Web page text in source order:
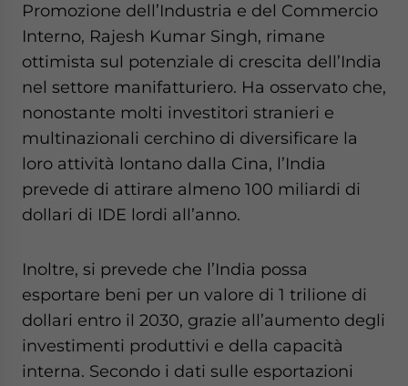
Promozione dell’Industria e del Commercio
Interno, Rajesh Kumar Singh, rimane
ottimista sul potenziale di crescita dell’India
nel settore manifatturiero. Ha osservato che,
nonostante molti investitori stranieri e
multinazionali cerchino di diversificare la
loro attività lontano dalla Cina, l’India
prevede di attirare almeno 100 miliardi di
dollari di IDE lordi all’anno.
Inoltre, si prevede che l’India possa
esportare beni per un valore di 1 trilione di
dollari entro il 2030, grazie all’aumento degli
investimenti produttivi e della capacità
interna. Secondo i dati sulle esportazioni